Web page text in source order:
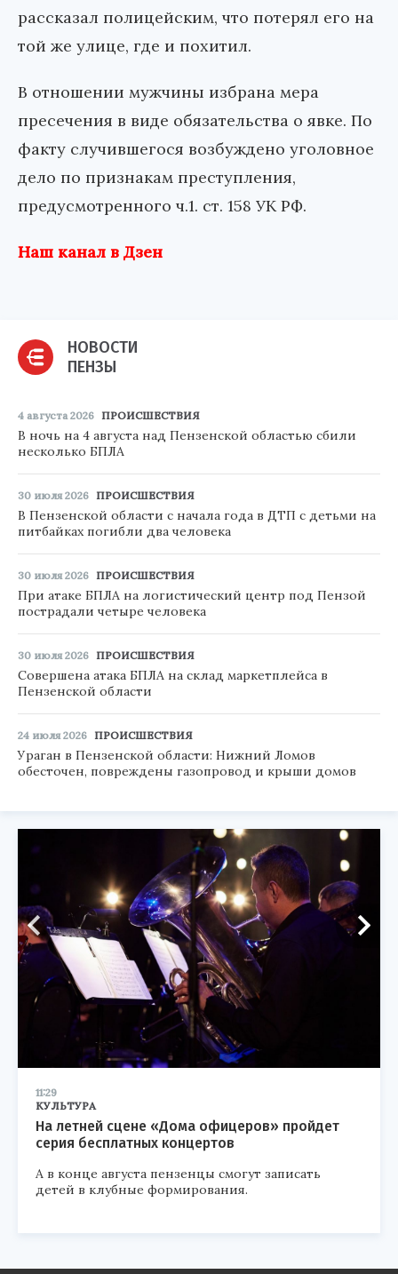
рассказал полицейским, что потерял его на
той же улице, где и похитил.
В отношении мужчины избрана мера
пресечения в виде обязательства о явке. По
факту случившегося возбуждено уголовное
дело по признакам преступления,
предусмотренного ч.1. ст. 158 УК РФ.
Наш канал в Дзен
НОВОСТИ
ПЕНЗЫ
4 августа 2026 ПРОИСШЕСТВИЯ
В ночь на 4 августа над Пензенской областью сбили
несколько БПЛА
30 июля 2026 ПРОИСШЕСТВИЯ
В Пензенской области с начала года в ДТП с детьми на
питбайках погибли два человека
30 июля 2026 ПРОИСШЕСТВИЯ
При атаке БПЛА на логистический центр под Пензой
пострадали четыре человека
30 июля 2026 ПРОИСШЕСТВИЯ
Совершена атака БПЛА на склад маркетплейса в
Пензенской области
24 июля 2026 ПРОИСШЕСТВИЯ
Ураган в Пензенской области: Нижний Ломов
обесточен, повреждены газопровод и крыши домов
11:29
КУЛЬТУРА
На летней сцене «Дома офицеров» пройдет
серия бесплатных концертов
А в конце августа пензенцы смогут записать
детей в клубные формирования.